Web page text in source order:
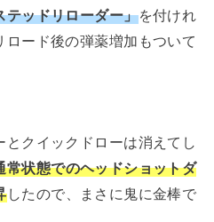
テッドリローダー」を付けれ
ード後の弾薬増加もついて
クイックドローは消えてし
常状態でのヘッドショットダ
したので、まさに鬼に金棒で